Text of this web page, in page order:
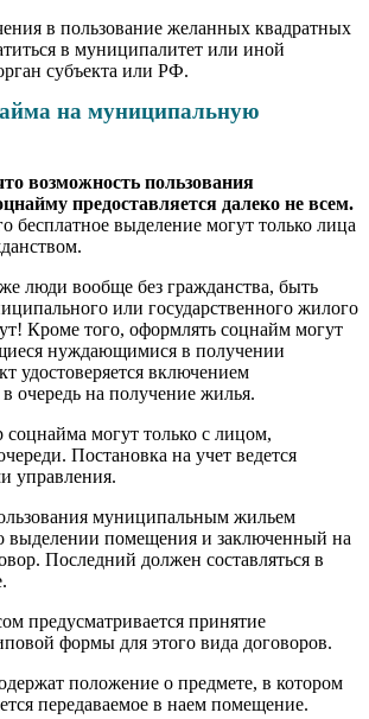
в пользование желанных квадратных
в муниципалитет или иной
субъекта или РФ.
на муниципальную
возможность пользования
предоставляется далеко не всем.
бесплатное выделение могут только лица
люди вообще без гражданства, быть
или государственного жилого
Кроме того, оформлять соцнайм могут
нуждающимися в получении
удостоверяется включением
очередь на получение жилья.
соцнайма могут только с лицом,
Постановка на учет ведется
управления.
муниципальным жильем
выделении помещения и заключенный на
Последний должен составляться в
предусматривается принятие
формы для этого вида договоров.
положение о предмете, в котором
передаваемое в наем помещение.